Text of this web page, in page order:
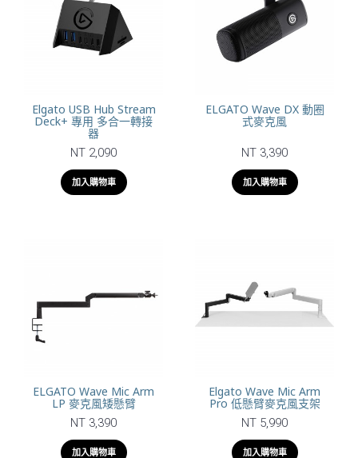
Elgato USB Hub Stream
Deck+ 專用 多合一轉接
器
NT 2,090
加入購物車
ELGATO Wave DX 動圈
式麥克風
NT 3,390
加入購物車
ELGATO Wave Mic Arm
LP 麥克風矮懸臂
NT 3,390
加入購物車
Elgato Wave Mic Arm
Pro 低懸臂麥克風支架
NT 5,990
加入購物車